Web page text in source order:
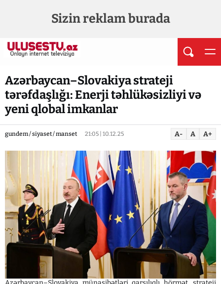
Sizin reklam burada
Azərbaycan–Slovakiya strateji
tərəfdaşlığı: Enerji təhlükəsizliyi və
yeni qlobal imkanlar
gundem / siyaset / manset 21:05 | 10.12.25 A- A A+